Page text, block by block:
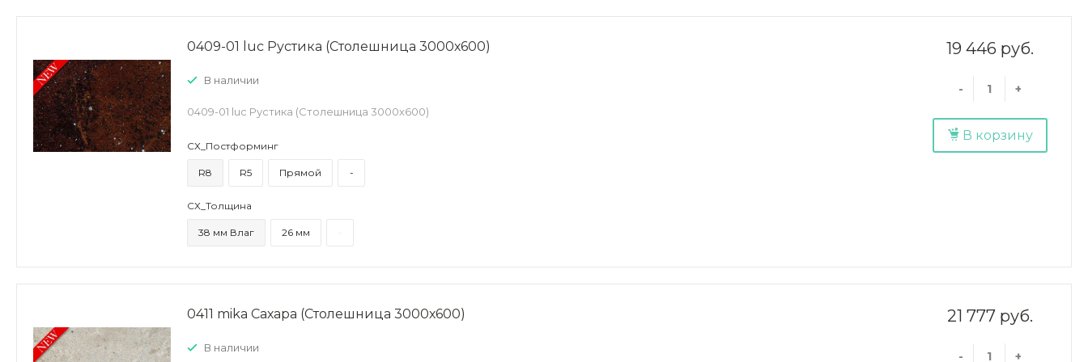
19 446 руб.
- +
В корзину
0409-01 luc Рустика (Столешница 3000х600)
В наличии
0409-01 luc Рустика (Столешница 3000х600)
СХ_Постформинг
R8 R5 Прямой -
СХ_Толщина
38 мм Влаг 26 мм
21 777 руб.
- +
0411 mika Сахара (Столешница 3000х600)
В наличии